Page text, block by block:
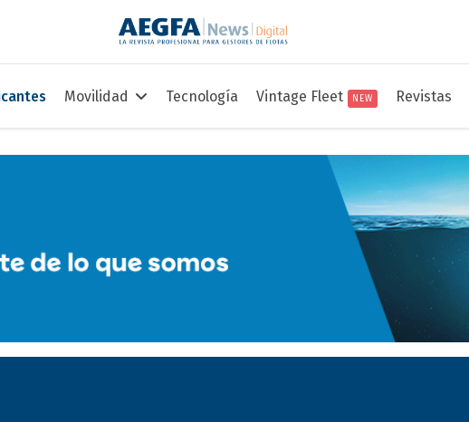
Movilidad Tecnología Vintage Fleet NEW Revistas